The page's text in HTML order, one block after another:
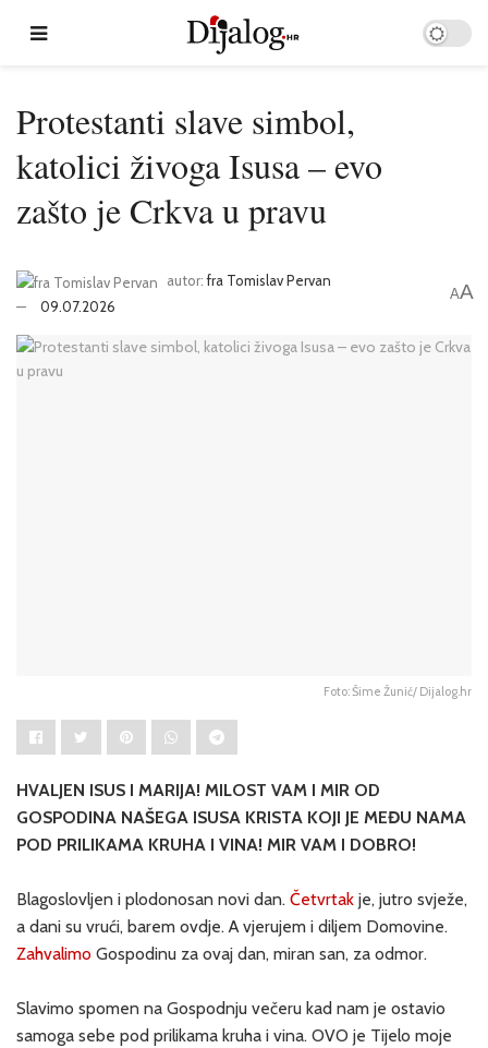
Protestanti slave simbol,
katolici živoga Isusa – evo
zašto je Crkva u pravu
autor: fra Tomislav Pervan
09.07.2026
AA
Foto: Šime Žunić/ Dijalog.hr
HVALJEN ISUS I MARIJA! MILOST VAM I MIR OD
GOSPODINA NAŠEGA ISUSA KRISTA KOJI JE MEĐU NAMA
POD PRILIKAMA KRUHA I VINA! MIR VAM I DOBRO!
Blagoslovljen i plodonosan novi dan. Četvrtak je, jutro svježe,
a dani su vrući, barem ovdje. A vjerujem i diljem Domovine.
Zahvalimo Gospodinu za ovaj dan, miran san, za odmor.
Slavimo spomen na Gospodnju večeru kad nam je ostavio
samoga sebe pod prilikama kruha i vina. OVO je Tijelo moje